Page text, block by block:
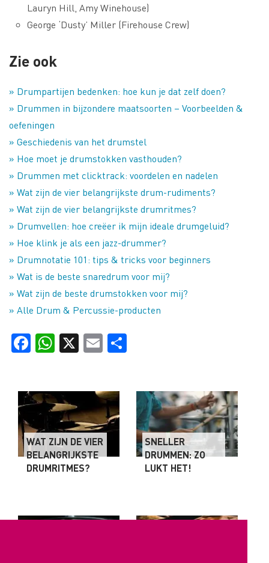
Lauryn Hill, Amy Winehouse)
George ‘Dusty’ Miller (Firehouse Crew)
Zie ook
» Drumpartijen bedenken: hoe kun je dat zelf doen?
» Drummen in bijzondere maatsoorten – Voorbeelden &
oefeningen
» Geschiedenis van het drumstel
» Hoe moet je drumstokken vasthouden?
» Drummen met clicktrack: voordelen en nadelen
» Wat zijn de vier belangrijkste drum-rudiments?
» Wat zijn de vier belangrijkste drumritmes?
» Drumvellen: hoe creëer ik mijn ideale drumgeluid?
» Hoe klink je als een jazz-drummer?
» Drumnotatie 101: tips & tricks voor beginners
» Wat is de beste snaredrum voor mij?
» Wat zijn de beste drumstokken voor mij?
» Alle Drum & Percussie-producten
FacebookWhatsApp Email
WAT ZIJN DE VIER
BELANGRIJKSTE
DRUMRITMES?
SNELLER
DRUMMEN: ZO
LUKT HET!